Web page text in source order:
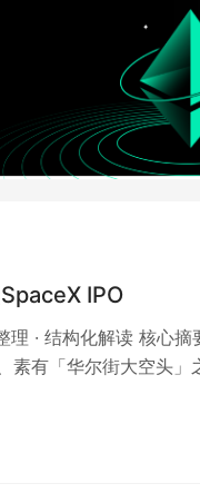
IPO
理 · 结构化解读 核心
素有「华尔街大空头」